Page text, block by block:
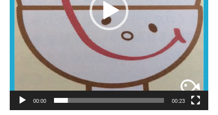
00:00 00:23